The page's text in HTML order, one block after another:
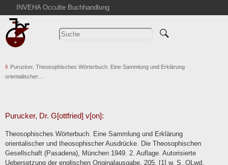
INVEHA Occulte Buchhandlung
Startseite
Detailsuche
Warenkorb
Abkürzungen
Kontakt
AGB
Widerruf
Purucker, Theosophisches Wörterbuch. Eine Sammlung und Erklärung
orientalischer…
Purucker, Dr. G[ottfried] v[on]:
Theosophisches Wörterbuch. Eine Sammlung und Erklärung
orientalischer und theosophischer Ausdrücke. Die Theosophischen
Gesellschaft (Pasadena), München 1949. 2. Auflage. Autorisierte
Uebersetzung der englischen Originalausgabe. 205, [1] w. S. OLwd.